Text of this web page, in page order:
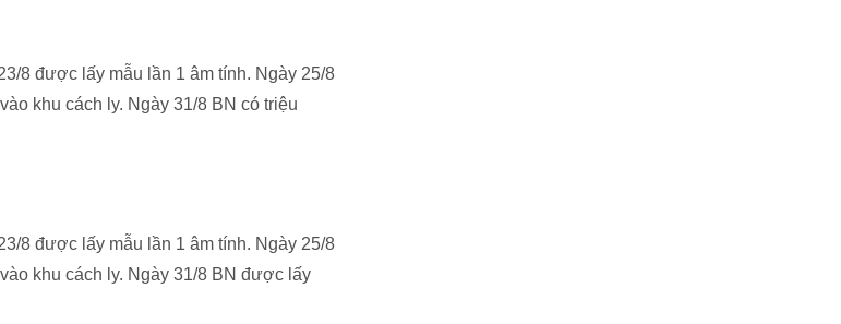
8 được lấy mẫu lần 1 âm tính. Ngày 25/8
khu cách ly. Ngày 31/8 BN có triệu
8 được lấy mẫu lần 1 âm tính. Ngày 25/8
khu cách ly. Ngày 31/8 BN được lấy